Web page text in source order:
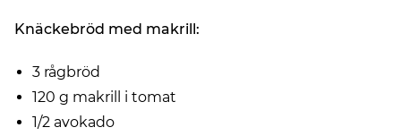
Knäckebröd med makrill:
3 rågbröd
120 g makrill i tomat
1/2 avokado